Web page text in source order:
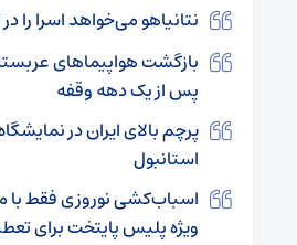
نتانیاهو می‌خواهد اسرا را
بازگشت هواپیماهای
پس از یک دهه وقفه
پرچم بالای ایران در
استانبول
اسباب‌کشی نوروزی فقط با
ویژه پلیس پایتخت برای